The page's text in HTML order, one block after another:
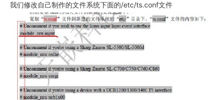
我们修改自己制作的文件系统下面的/etc/ts.conf文件